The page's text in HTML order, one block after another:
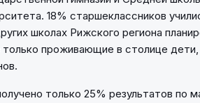
18% старшеклассников
школах Рижского региона
только проживающие в столице
только 25% результатов по